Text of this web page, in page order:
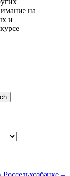
на
и